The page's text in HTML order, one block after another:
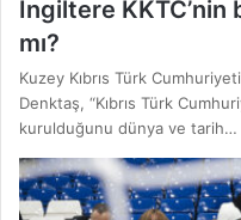
İngiltere KKTC’nin
mı?
Kuzey Kıbrıs Türk
Denktaş, “Kıbrıs Türk
kurulduğunu dünya ve tarih…